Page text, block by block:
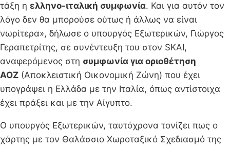
τάξη η ελληνο-ιταλική συμφωνία. Και για αυτόν τον
λόγο δεν θα μπορούσε ούτως ή άλλως να είναι
νωρίτερα», δήλωσε ο υπουργός Εξωτερικών, Γιώργος
Γεραπετρίτης, σε συνέντευξη του στον SKAI,
αναφερόμενος στη συμφωνία για οριοθέτηση
ΑΟΖ (Αποκλειστική Οικονομική Ζώνη) που έχει
υπογράψει η Ελλάδα με την Ιταλία, όπως αντίστοιχα
έχει πράξει και με την Αίγυπτο.
Ο υπουργός Εξωτερικών, ταυτόχρονα τονίζει πως ο
χάρτης με τον Θαλάσσιο Χωροταξικό Σχεδιασμό της